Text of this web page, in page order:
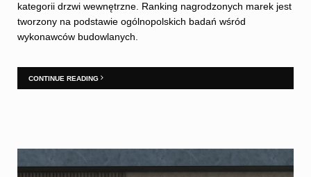
kategorii drzwi wewnętrzne. Ranking nagrodzonych marek jest
tworzony na podstawie ogólnopolskich badań wśród
wykonawców budowlanych.
CONTINUE READING